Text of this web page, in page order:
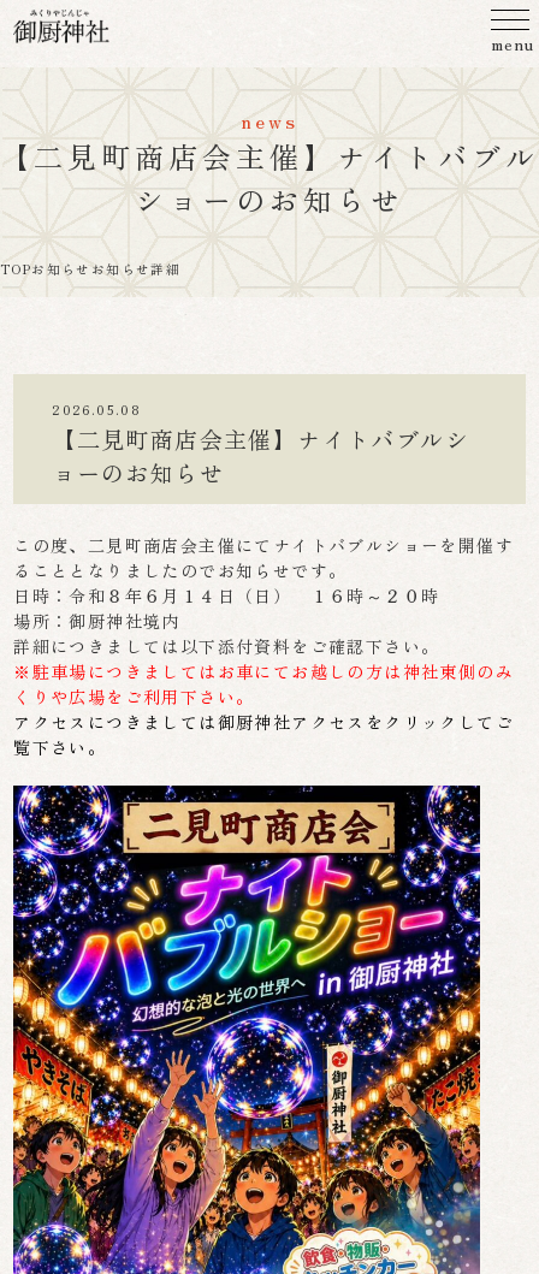
news
【二見町商店会主催】ナイトバブル
ショーのお知らせ
TOPお知らせ お知らせ詳細
2026.05.08
【二見町商店会主催】ナイトバブルシ
ョーのお知らせ
この度、二見町商店会主催にてナイトバブルショーを開催す
ることとなりましたのでお知らせです。
日時：令和８年６月１４日（日） １６時～２０時
場所：御厨神社境内
詳細につきましては以下添付資料をご確認下さい。
※駐車場につきましてはお車にてお越しの方は神社東側のみ
くりや広場をご利用下さい。
アクセスにつきましては御厨神社アクセスをクリックしてご
覧下さい。
menu